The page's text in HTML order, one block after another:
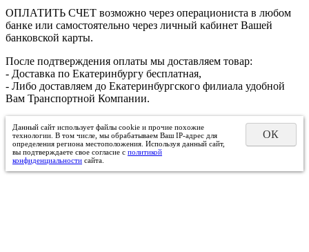
ОПЛАТИТЬ СЧЕТ возможно через операциониста в любом
банке или самостоятельно через личный кабинет Вашей
банковской карты.
После подтверждения оплаты мы доставляем товар:
- Доставка по Екатеринбургу бесплатная,
- Либо доставляем до Екатеринбургского филиала удобной
Вам Транспортной Компании.
Данный сайт использует файлы cookie и прочие похожие
технологии. В том числе, мы обрабатываем Ваш IP-адрес для
определения региона местоположения. Используя данный сайт,
вы подтверждаете свое согласие с политикой
конфиденциальности сайта.
ОК